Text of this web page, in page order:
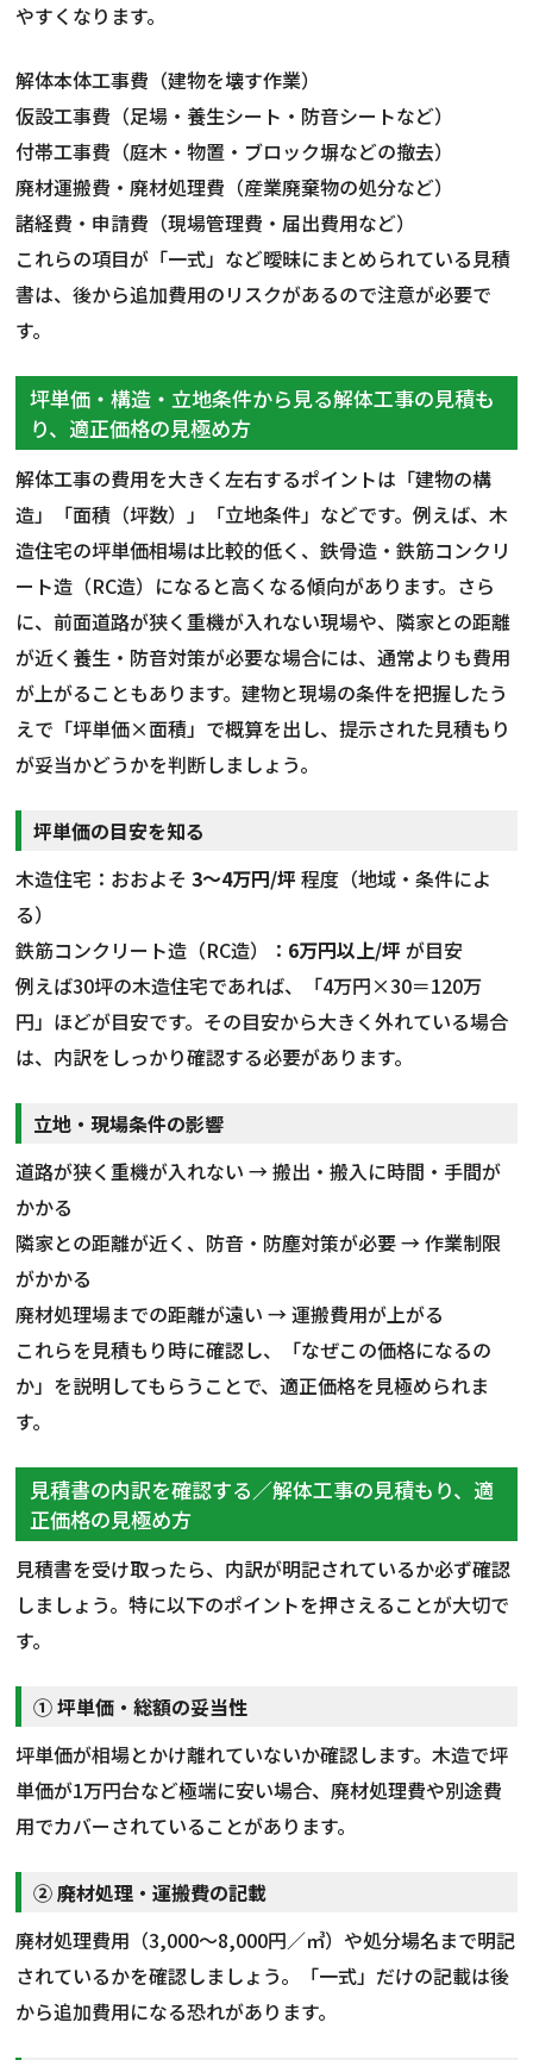
やすくなります。
解体本体工事費（建物を壊す作業）
仮設工事費（足場・養生シート・防音シートなど）
付帯工事費（庭木・物置・ブロック塀などの撤去）
廃材運搬費・廃材処理費（産業廃棄物の処分など）
諸経費・申請費（現場管理費・届出費用など）
これらの項目が「一式」など曖昧にまとめられている見積
書は、後から追加費用のリスクがあるので注意が必要で
す。
坪単価・構造・立地条件から見る解体工事の見積も
り、適正価格の見極め方
解体工事の費用を大きく左右するポイントは「建物の構
造」「面積（坪数）」「立地条件」などです。例えば、木
造住宅の坪単価相場は比較的低く、鉄骨造・鉄筋コンクリ
ート造（RC造）になると高くなる傾向があります。さら
に、前面道路が狭く重機が入れない現場や、隣家との距離
が近く養生・防音対策が必要な場合には、通常よりも費用
が上がることもあります。建物と現場の条件を把握したう
えで「坪単価×面積」で概算を出し、提示された見積もり
が妥当かどうかを判断しましょう。
坪単価の目安を知る
木造住宅：おおよそ3〜4万円/坪 程度（地域・条件によ
る）
鉄筋コンクリート造（RC造）： 6万円以上/坪 が目安
例えば30坪の木造住宅であれば、「4万円×30＝120万
円」ほどが目安です。その目安から大きく外れている場合
は、内訳をしっかり確認する必要があります。
立地・現場条件の影響
道路が狭く重機が入れない → 搬出・搬入に時間・手間が
かかる
隣家との距離が近く、防音・防塵対策が必要 → 作業制限
がかかる
廃材処理場までの距離が遠い → 運搬費用が上がる
これらを見積もり時に確認し、「なぜこの価格になるの
か」を説明してもらうことで、適正価格を見極められま
す。
見積書の内訳を確認する／解体工事の見積もり、適
正価格の見極め方
見積書を受け取ったら、内訳が明記されているか必ず確認
しましょう。特に以下のポイントを押さえることが大切で
す。
① 坪単価・総額の妥当性
坪単価が相場とかけ離れていないか確認します。木造で坪
単価が1万円台など極端に安い場合、廃材処理費や別途費
用でカバーされていることがあります。
② 廃材処理・運搬費の記載
廃材処理費用（3,000〜8,000円／㎥）や処分場名まで明記
されているかを確認しましょう。「一式」だけの記載は後
から追加費用になる恐れがあります。